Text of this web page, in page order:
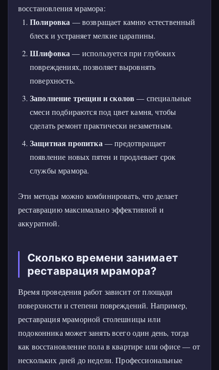
восстановления мрамора:
Полировка — возвращает камню естественный
блеск и устраняет мелкие царапины.
Шлифовка — используется при глубоких
повреждениях, позволяет выровнять
поверхность.
Заполнение трещин и сколов — специальные
смеси подбираются под цвет камня, чтобы
сделать ремонт практически незаметным.
Защитная пропитка — предотвращает
появление новых пятен и продлевает срок
службы мрамора.
Эти методы можно комбинировать, что делает
реставрацию максимально эффективной и
аккуратной.
Сколько времени занимает
реставрация мрамора?
Время проведения работ зависит от площади
поверхности и степени повреждений. Например,
реставрация мраморной столешницы или
подоконника может занять всего один день, тогда
как восстановление пола в квартире или офисе — от
нескольких дней до недели. Профессиональные